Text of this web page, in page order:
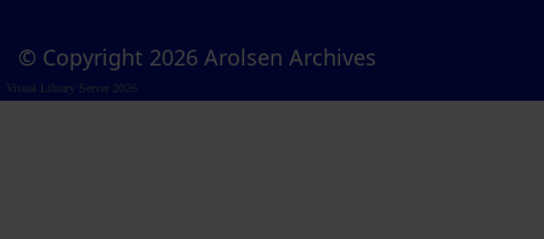
© Copyright 2026 Arolsen Archives
Visual Library Server 2026